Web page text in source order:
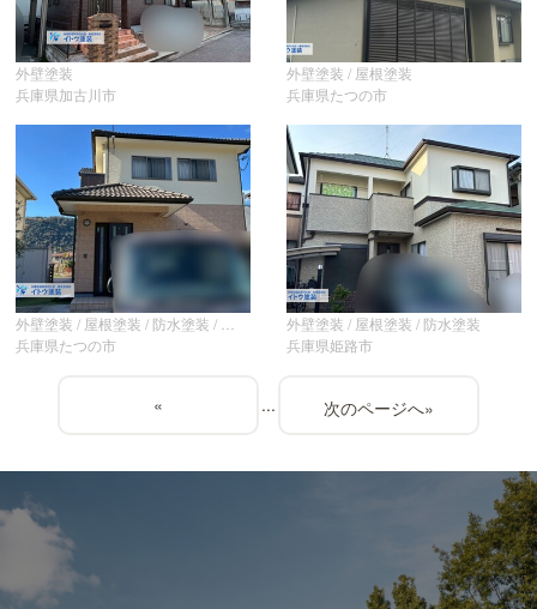
外壁塗装
兵庫県加古川市
外壁塗装 / 屋根塗装
兵庫県たつの市
兵庫県たつの市
外壁塗装 / 屋根塗装 / 防水塗装
兵庫県姫路市
« ... »